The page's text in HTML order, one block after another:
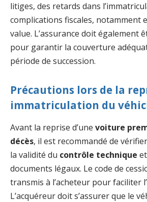
litiges, des retards dans
complications fiscales, notamment
value. L’assurance doit également
pour garantir la couverture
période de succession.
Précautions lors de la
immatriculation du
Avant la reprise d’une voiture
décès, il est recommandé de
la validité du contrôle technique
documents légaux. Le code de
transmis à l’acheteur pour faciliter
L’acquéreur doit s’assurer que le